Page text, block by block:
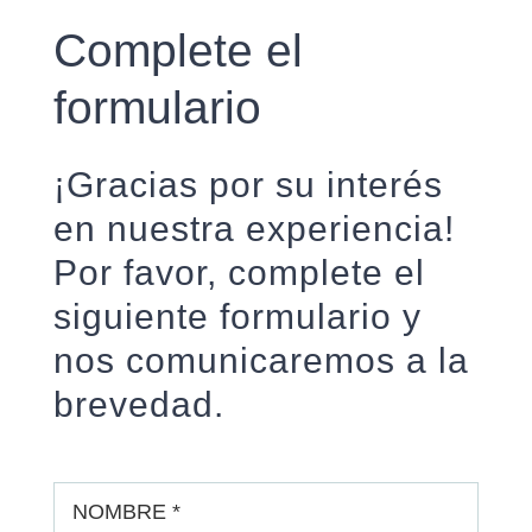
Complete el
formulario
¡Gracias por su interés
en nuestra experiencia!
Por favor, complete el
siguiente formulario y
nos comunicaremos a la
brevedad.